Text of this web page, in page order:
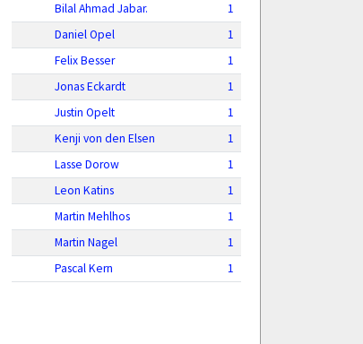
Bilal Ahmad Jabar.
1
Daniel Opel
1
Felix Besser
1
Jonas Eckardt
1
Justin Opelt
1
Kenji von den Elsen
1
Lasse Dorow
1
Leon Katins
1
Martin Mehlhos
1
Martin Nagel
1
Pascal Kern
1